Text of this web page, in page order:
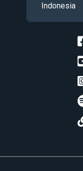
Indonesia